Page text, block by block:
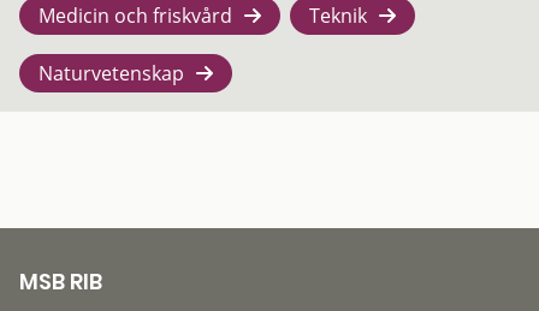
Medicin och friskvård Teknik
Naturvetenskap
MSB RIB